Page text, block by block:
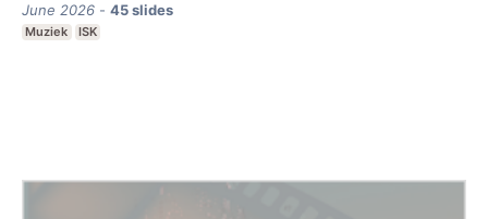
June 2026 - 45slides
Muziek ISK